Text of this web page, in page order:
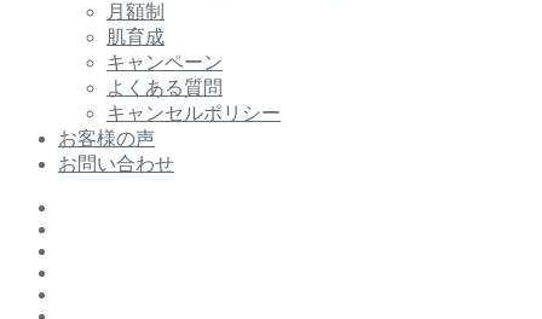
月額制
肌育成
キャンペーン
よくある質問
キャンセルポリシー
お客様の声
お問い合わせ